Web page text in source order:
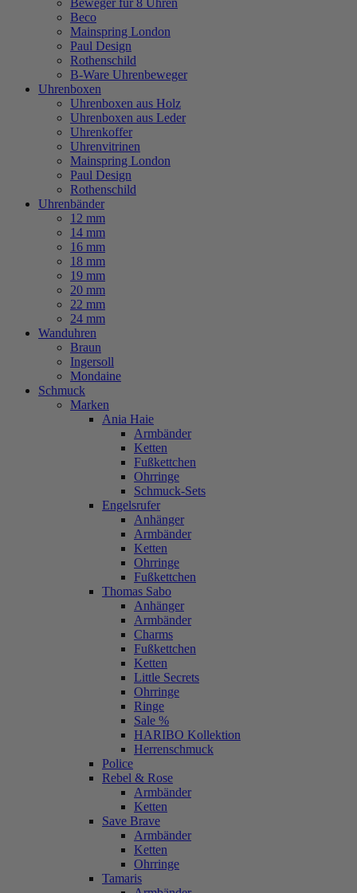
Beweger für 8 Uhren
Beco
Mainspring London
Paul Design
Rothenschild
B-Ware Uhrenbeweger
Uhrenboxen
Uhrenboxen aus Holz
Uhrenboxen aus Leder
Uhrenkoffer
Uhrenvitrinen
Mainspring London
Paul Design
Rothenschild
Uhrenbänder
12 mm
14 mm
16 mm
18 mm
19 mm
20 mm
22 mm
24 mm
Wanduhren
Braun
Ingersoll
Mondaine
Schmuck
Marken
Ania Haie
Armbänder
Ketten
Fußkettchen
Ohrringe
Schmuck-Sets
Engelsrufer
Anhänger
Armbänder
Ketten
Ohrringe
Fußkettchen
Thomas Sabo
Anhänger
Armbänder
Charms
Fußkettchen
Ketten
Little Secrets
Ohrringe
Ringe
Sale %
HARIBO Kollektion
Herrenschmuck
Police
Rebel & Rose
Armbänder
Ketten
Save Brave
Armbänder
Ketten
Ohrringe
Tamaris